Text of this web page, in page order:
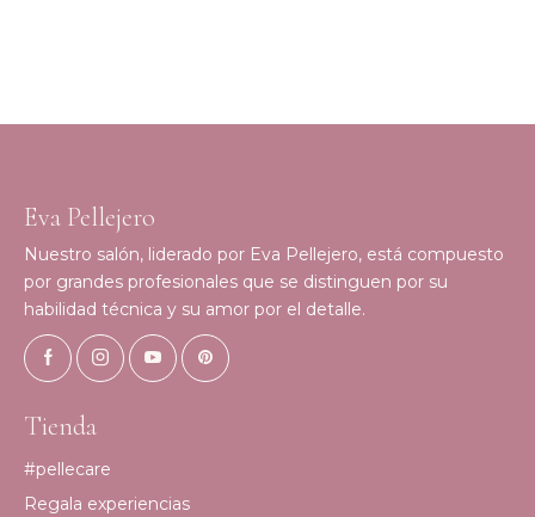
Eva Pellejero
Nuestro salón, liderado por Eva Pellejero, está compuesto
por grandes profesionales que se distinguen por su
habilidad técnica y su amor por el detalle.
Tienda
#pellecare
Regala experiencias